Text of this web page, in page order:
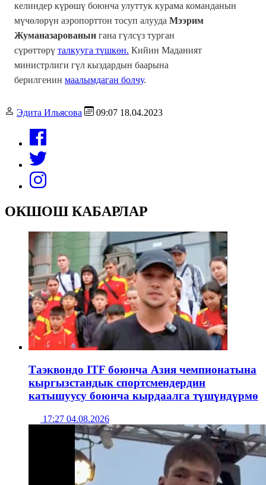
келиндер күрөшү боюнча улуттук курама команданын
мүчөлөрүн аэропорттон тосуп алууда Мээрим
Жуманазарованын гана гүлсүз турган
сүрөттөрү талкууга түшкөн. Кийин Маданият
министрлиги гүл кыздардын баарына
берилгенин маалымдаган болчу.
Эдита Ильясова 09:07 18.04.2023
ОКШОШ КАБАРЛАР
Таэквондо ITF боюнча Азия чемпионатына
кыргызстандык спортсмендердин
катышуусу боюнча кырдаалга түшүндүрмө
17:27 04.08.2026